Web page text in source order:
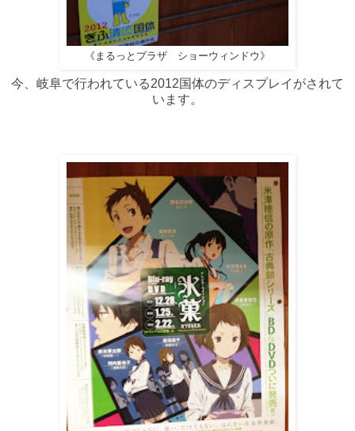
《まるっとプラザ ショーウィンドウ》
今、岐阜で行われている2012国体のディスプレイがされて
います。